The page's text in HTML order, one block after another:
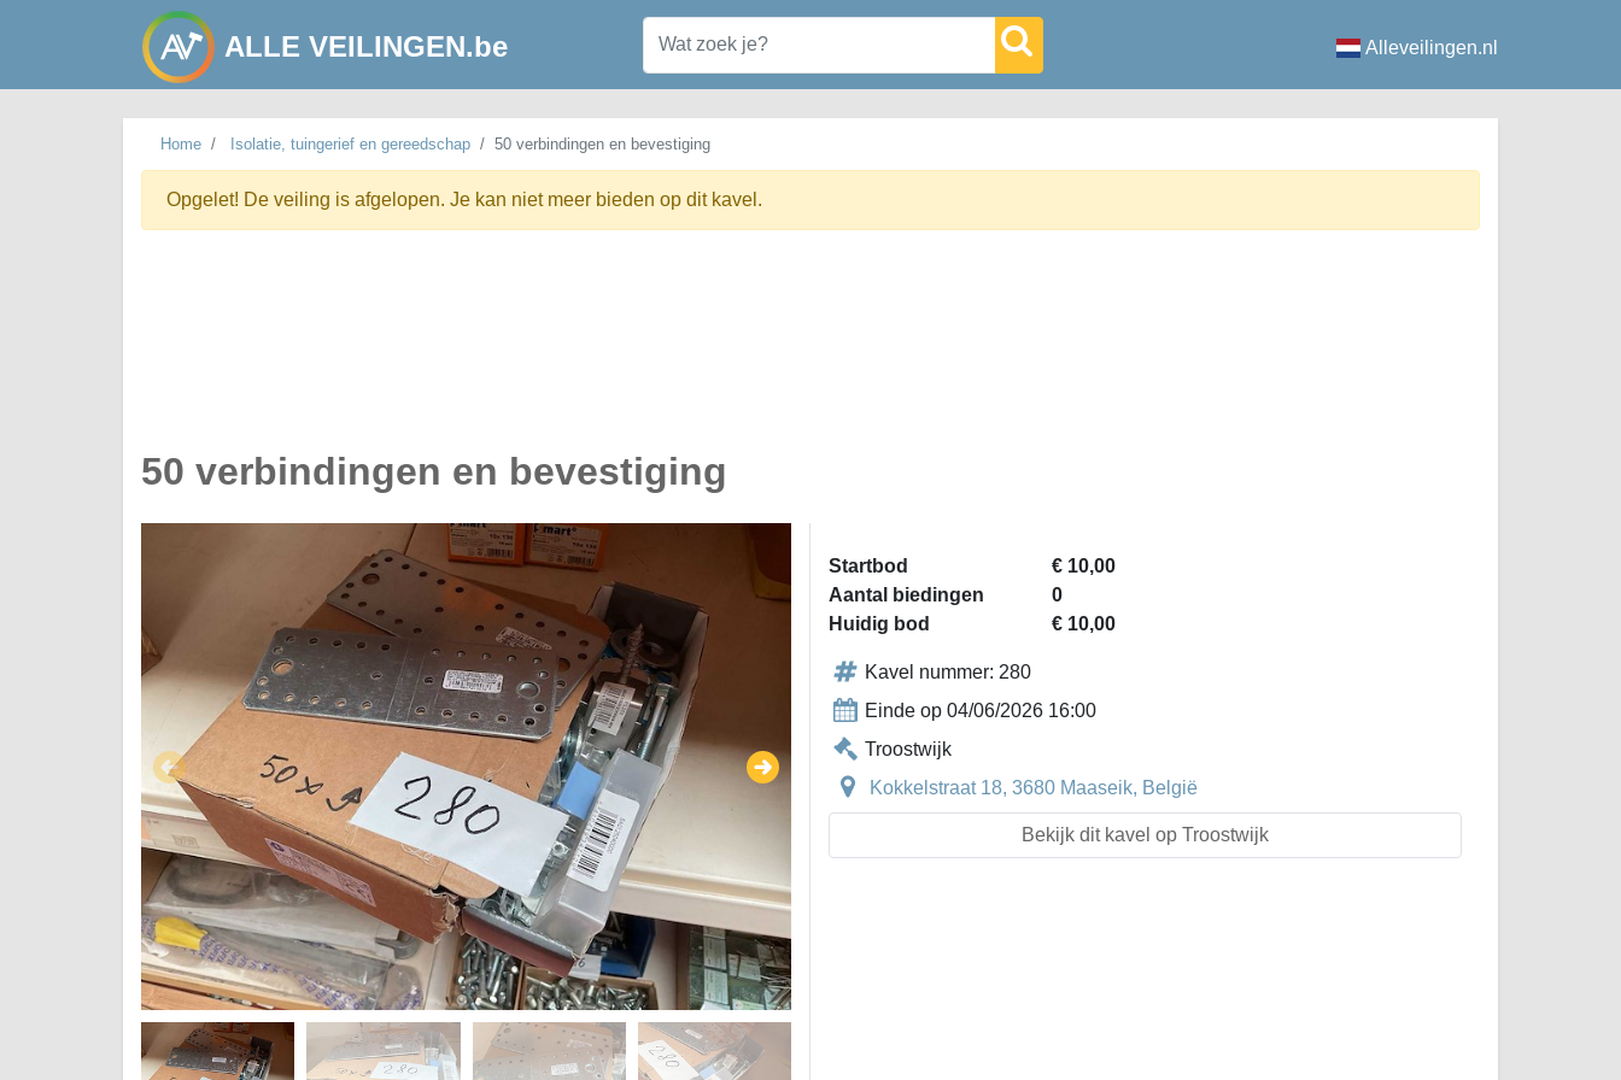
ALLE VEILINGEN.be Alleveilingen.nl
Home Isolatie, tuingerief en gereedschap 50 verbindingen en bevestiging
Opgelet! De veiling is afgelopen. Je kan niet meer bieden op dit kavel.
50 verbindingen en bevestiging
Startbod
€ 10,00
Aantal biedingen
0
Huidig bod
€ 10,00
Kavel nummer: 280
Einde op 04/06/2026 16:00
Troostwijk
Kokkelstraat 18, 3680 Maaseik, België
Bekijk dit kavel op Troostwijk